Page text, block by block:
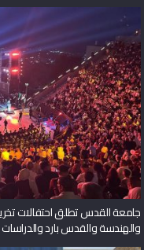
جامعة القدس تطلق احتفالات
والهندسة والقدس بارد والدراسات